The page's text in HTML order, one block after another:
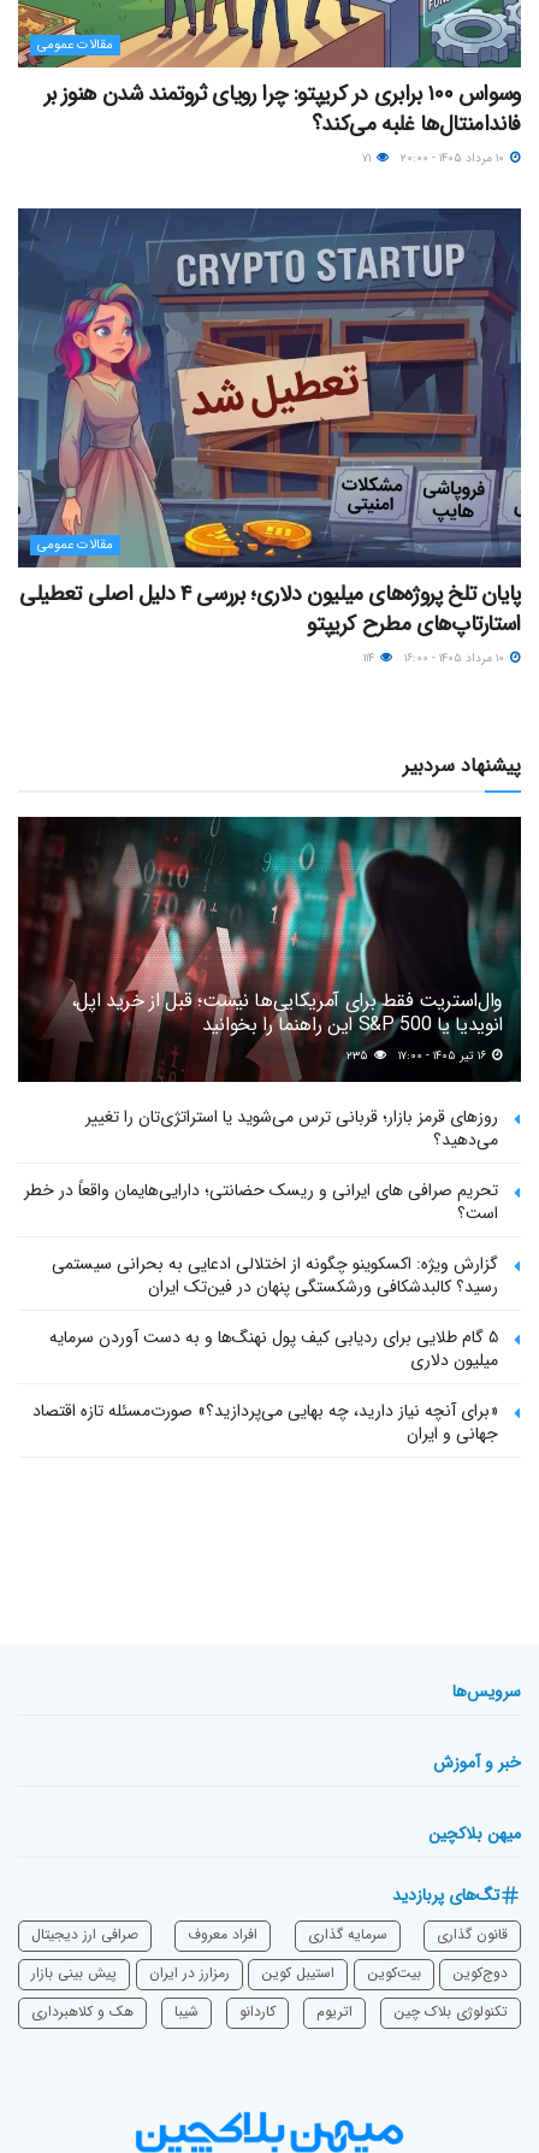
مقالات عمومی
وسواس ۱۰۰ برابری در کریپتو: چرا رویای ثروتمند شدن هنوز بر
فاندامنتال‌ها غلبه می‌کند؟
مقالات عمومی
پایان تلخ پروژه‌های میلیون دلاری؛ بررسی ۴ دلیل اصلی تعطیلی
استارتاپ‌های مطرح کریپتو
پیشنهاد سردبیر
وال‌استریت فقط برای آمریکایی‌ها نیست؛ قبل از خرید اپل،
انویدیا یا S&P 500 این راهنما را بخوانید
۲۳۵
روزهای قرمز بازار؛ قربانی ترس می‌شوید یا استراتژی‌تان را تغییر
می‌دهید؟
تحریم صرافی های ایرانی و ریسک حضانتی؛ دارایی‌هایمان واقعاً در خطر
است؟
گزارش ویژه: اکسکوینو چگونه از اختلالی ادعایی به بحرانی سیستمی
رسید؟ کالبدشکافی ورشکستگی پنهان در فین‌تک ایران
۵ گام طلایی برای ردیابی کیف پول‌ نهنگ‌ها و به دست آوردن سرمایه
میلیون دلاری
«برای آنچه نیاز دارید، چه بهایی می‌پردازید؟» صورت‌مسئله تازه اقتصاد
جهانی و ایران
سرویس‌ها
خبر و آموزش
میهن بلاکچین
تگ‌های پربازدید
قانون گذاری سرمایه‌ گذاری افراد معروف
صرافی ارز دیجیتال
دوج‌کوین
بیت‌کوین استیبل کوین رمزارز در ایران
پیش بینی بازار
تکنولوژی بلاک چین
اتریوم ‌کاردانو شیبا هک و کلاهبرداری